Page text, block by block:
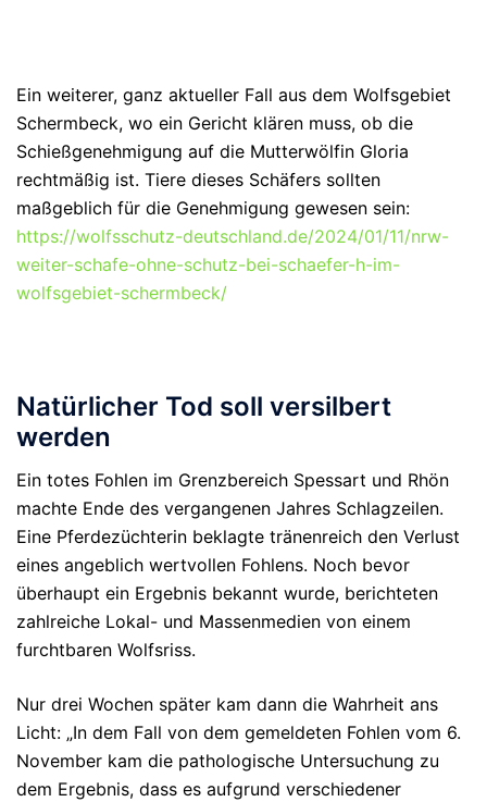
Ein weiterer, ganz aktueller Fall aus dem Wolfsgebiet
Schermbeck, wo ein Gericht klären muss, ob die
Schießgenehmigung auf die Mutterwölfin Gloria
rechtmäßig ist. Tiere dieses Schäfers sollten
maßgeblich für die Genehmigung gewesen sein:
https://wolfsschutz-deutschland.de/2024/01/11/nrw-
weiter-schafe-ohne-schutz-bei-schaefer-h-im-
wolfsgebiet-schermbeck/
Natürlicher Tod soll versilbert
werden
Ein totes Fohlen im Grenzbereich Spessart und Rhön
machte Ende des vergangenen Jahres Schlagzeilen.
Eine Pferdezüchterin beklagte tränenreich den Verlust
eines angeblich wertvollen Fohlens. Noch bevor
überhaupt ein Ergebnis bekannt wurde, berichteten
zahlreiche Lokal- und Massenmedien von einem
furchtbaren Wolfsriss.
Nur drei Wochen später kam dann die Wahrheit ans
Licht: „In dem Fall von dem gemeldeten Fohlen vom 6.
November kam die pathologische Untersuchung zu
dem Ergebnis, dass es aufgrund verschiedener